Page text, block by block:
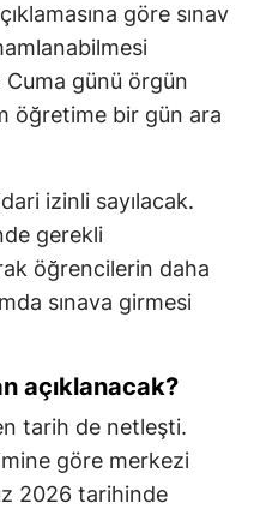
göre sınav
Cuma günü örgün
öğretime bir gün ara
izinli sayılacak.
gerekli
öğrencilerin daha
sınava girmesi
açıklanacak?
tarih de netleşti.
göre merkezi
2026 tarihinde